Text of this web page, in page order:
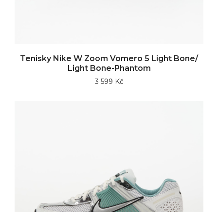
Tenisky Nike W Zoom Vomero 5 Light Bone/
Light Bone-Phantom
3 599 Kč